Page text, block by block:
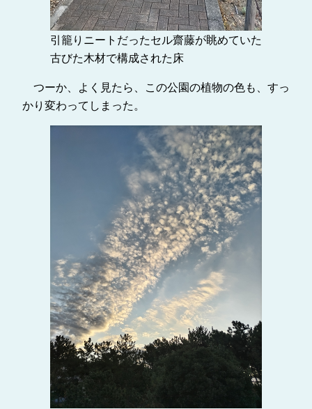
引籠りニートだったセル齋藤が眺めていた
古びた木材で構成された床
つーか、よく見たら、この公園の植物の色も、すっ
かり変わってしまった。